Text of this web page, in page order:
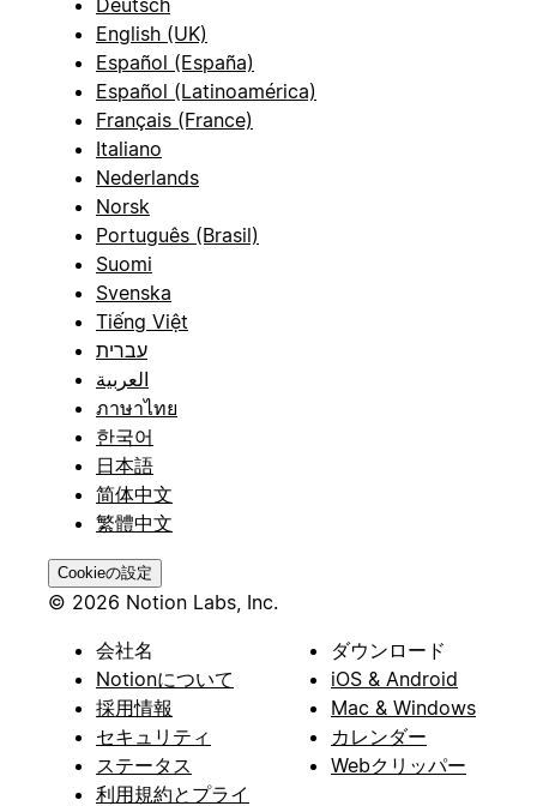
English (UK)
Español (España)
Español (Latinoamérica)
Français (France)
Italiano
Nederlands
Norsk
Português (Brasil)
Suomi
Svenska
Tiếng Việt
עברית
العربية
ภาษาไทย
한국어
日本語
简体中文
繁體中文
Cookieの設定
© 2026 Notion Labs, Inc.
会社名
Notionについて
採用情報
セキュリティ
ステータス
利用規約とプライ
ダウンロード
iOS & Android
Mac & Windows
カレンダー
Webクリッパー